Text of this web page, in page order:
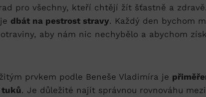
pro všechny, kteří chtějí žít šťastně a
dbát na pestrost stravy. Každý den bychom
aby nám nic nechybělo a abychom
prvkem podle Beneše Vladimíra je
tuků. Je důležité najít správnou rovnováhu